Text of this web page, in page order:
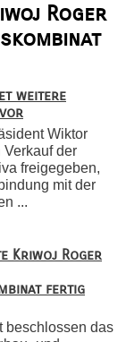
Roger
weitere
Wiktor
der
freigegeben,
mit der
...
Kriwoj Roger
fertig
beschlossen das